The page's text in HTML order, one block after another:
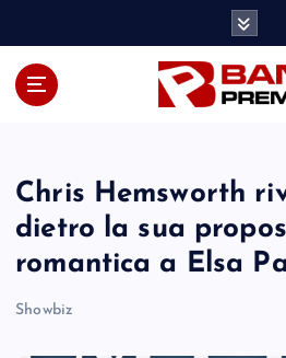
Chris Hemsworth
dietro la sua
romantica a Elsa
Showbiz